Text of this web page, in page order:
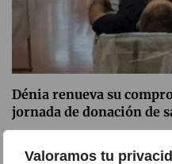
Valoramos tu
Dénia renueva su
jornada de donación de